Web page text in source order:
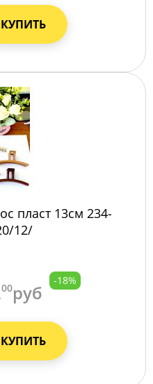
КУПИТЬ
пласт 13см 234-
12/
00руб
-18%
КУПИТЬ